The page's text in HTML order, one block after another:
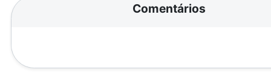
Comentários